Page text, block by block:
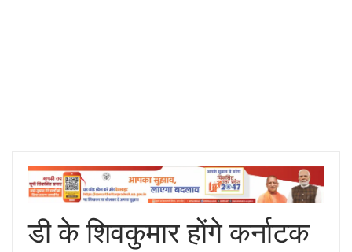
डी के शिवकुमार होंगे कर्नाटक